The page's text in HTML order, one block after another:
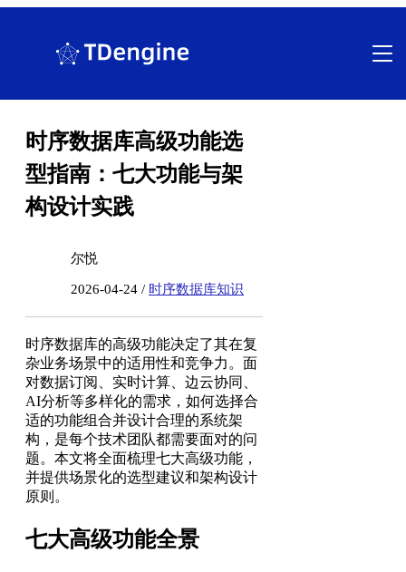
时序数据库高级功能选
型指南：七大功能与架
构设计实践
尔悦
2026-04-24 / 时序数据库知识
时序数据库的高级功能决定了其在复
杂业务场景中的适用性和竞争力。面
对数据订阅、实时计算、边云协同、
AI分析等多样化的需求，如何选择合
适的功能组合并设计合理的系统架
构，是每个技术团队都需要面对的问
题。本文将全面梳理七大高级功能，
并提供场景化的选型建议和架构设计
原则。
七大高级功能全景